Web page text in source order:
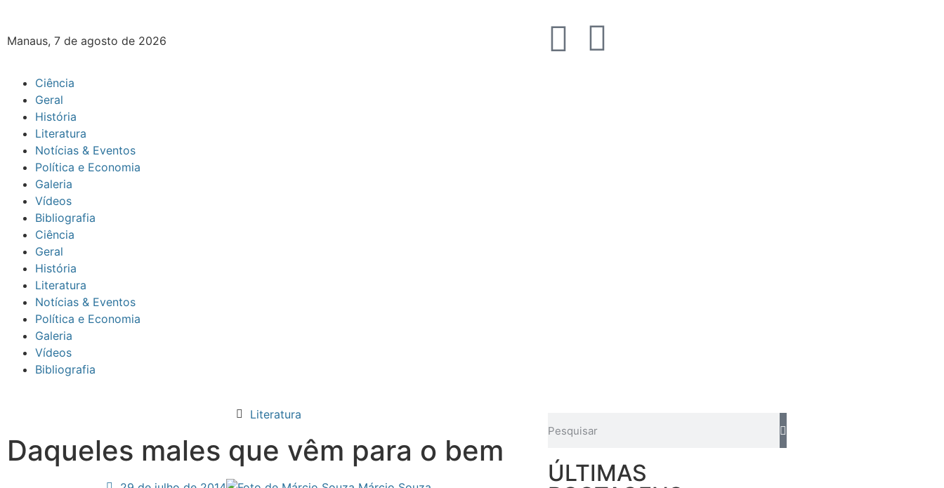
Manaus, 7 de agosto de 2026
Ciência
Geral
História
Literatura
Notícias & Eventos
Política e Economia
Galeria
Vídeos
Bibliografia
Ciência
Geral
História
Literatura
Notícias & Eventos
Política e Economia
Galeria
Vídeos
Bibliografia
Literatura
Daqueles males que vêm para o bem
ÚLTIMAS